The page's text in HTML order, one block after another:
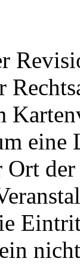
eine
Ort